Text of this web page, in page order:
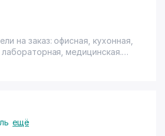
и на любой вкус.
по городу и области,
на заказ: офисная, кухонная,
лабораторная, медицинская.
дверей и витражей из
ещё